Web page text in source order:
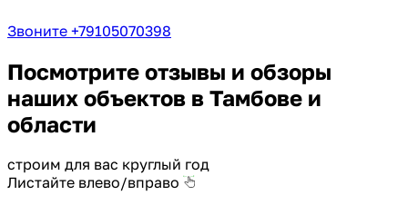
Звоните +79105070398
Посмотрите отзывы и обзоры
наших объектов в Тамбове и
области
строим для вас круглый год
Листайте влево/вправо